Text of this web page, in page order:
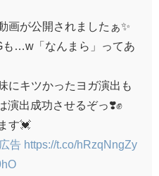
画が公開されましたぁ✨
…w「なんまら」ってあ
にキツかったヨガ演出も
演出成功させるぞっ❣️✊
す💓
告 https://t.co/hRzqNngZy